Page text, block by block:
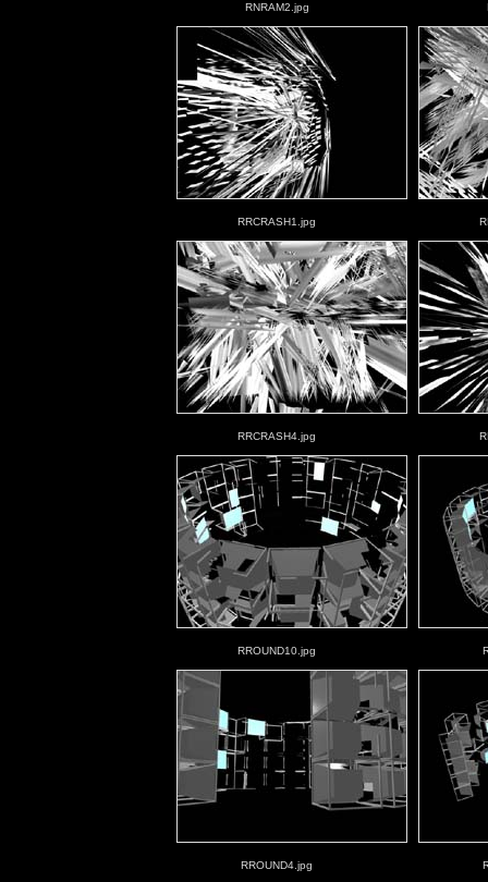
RNRAM2.jpg
RRCRASH1.jpg
RRCRASH4.jpg
RROUND10.jpg
RROUND4.jpg